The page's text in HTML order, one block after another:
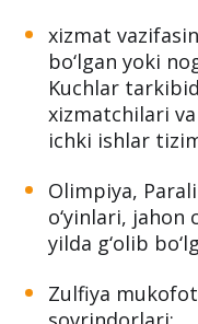
xizmat
bo‘lgan yoki
Kuchlar
xizmatchilari
ichki ishlar
Olimpiya,
o‘yinlari,
yilda g‘olib
Zulfiya